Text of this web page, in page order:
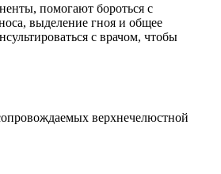
помогают бороться с
выделение гноя и общее
с врачом, чтобы
верхнечелюстной